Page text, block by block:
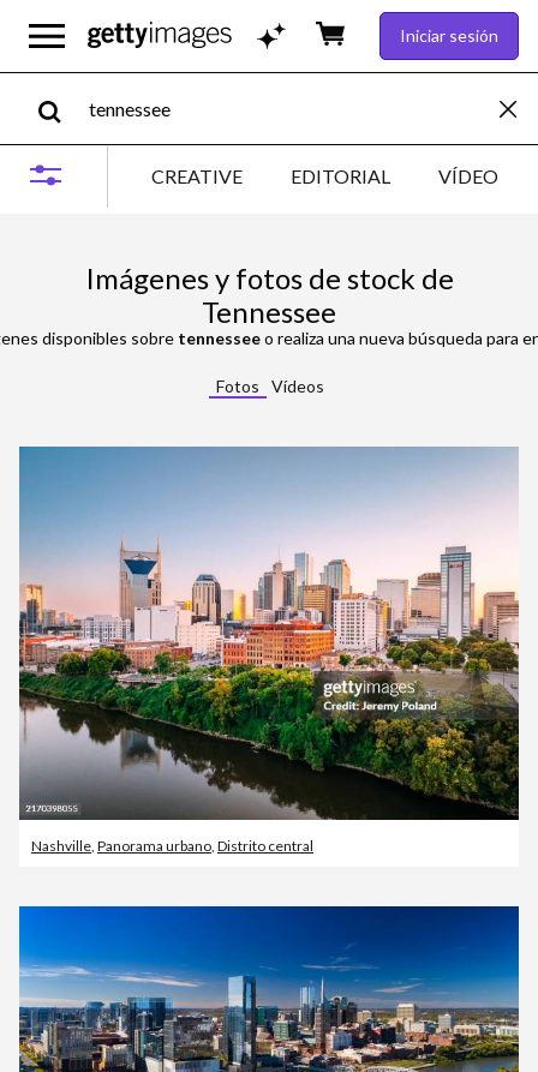
Iniciar sesión
CREATIVE EDITORIAL VÍDEO
Imágenes y fotos de stock de
Tennessee
disponibles sobre tennesseeo realiza una nueva búsqueda para
Fotos Vídeos
Nashville, Panorama urbano, Distrito central